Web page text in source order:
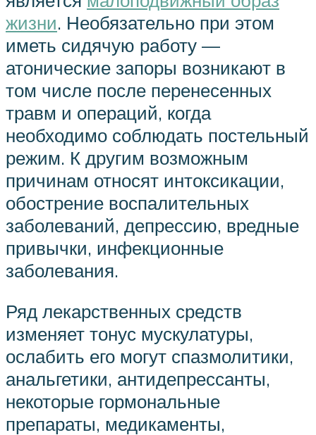
жизни. Необязательно при этом
иметь сидячую работу —
атонические запоры возникают в
том числе после перенесенных
травм и операций, когда
необходимо соблюдать постельный
режим. К другим возможным
причинам относят интоксикации,
обострение воспалительных
заболеваний, депрессию, вредные
привычки, инфекционные
заболевания.
Ряд лекарственных средств
изменяет тонус мускулатуры,
ослабить его могут спазмолитики,
анальгетики, антидепрессанты,
некоторые гормональные
препараты, медикаменты,